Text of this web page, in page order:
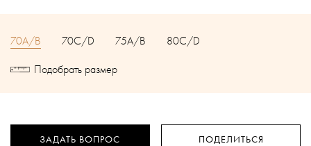
70A/B 70C/D 75A/B
80C/D
Подобрать размер
ЗАДАТЬ ВОПРОС ПОДЕЛИТЬСЯ